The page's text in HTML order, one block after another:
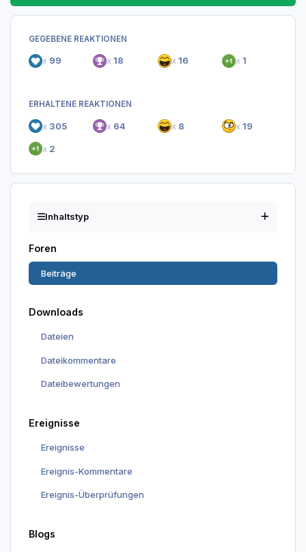
GEGEBENE REAKTIONEN
x 99 x 18 x 16 x 1
ERHALTENE REAKTIONEN
x 305 x 64 x 8 x 19
x 2
Inhaltstyp
Foren
Beiträge
Downloads
Dateien
Dateikommentare
Dateibewertungen
Ereignisse
Ereignisse
Ereignis-Kommentare
Ereignis-Überprüfungen
Blogs